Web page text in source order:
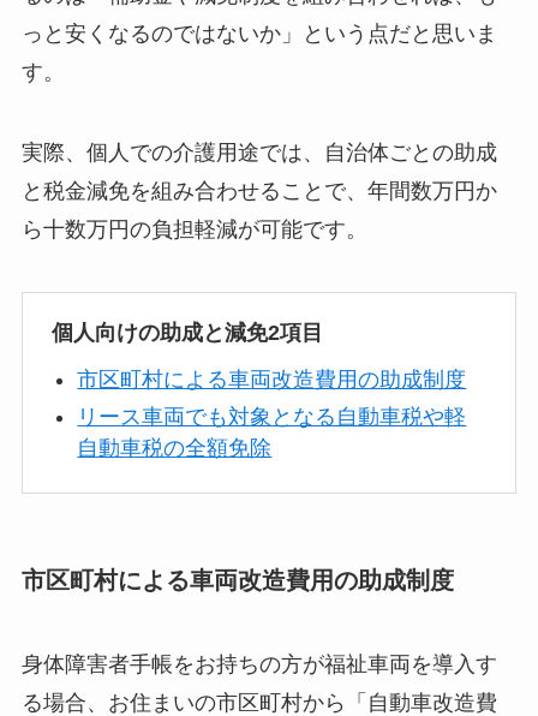
っと安くなるのではないか」という点だと思いま
す。
実際、個人での介護用途では、自治体ごとの助成
と税金減免を組み合わせることで、年間数万円か
ら十数万円の負担軽減が可能です。
個人向けの助成と減免2項目
市区町村による車両改造費用の助成制度
リース車両でも対象となる自動車税や軽
自動車税の全額免除
市区町村による車両改造費用の助成制度
身体障害者手帳をお持ちの方が福祉車両を導入す
る場合、お住まいの市区町村から「自動車改造費